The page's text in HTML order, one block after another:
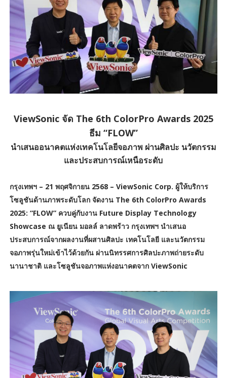
ViewSonic จัด The 6th ColorPro Awards 2025
ธีม “FLOW”
นำเสนออนาคตแห่งเทคโนโลยีจอภาพ ผ่านศิลปะ นวัตกรรม
และประสบการณ์เหนือระดับ
กรุงเทพฯ – 21 พฤศจิกายน 2568 – ViewSonic Corp. ผู้ให้บริการ
โซลูชันด้านภาพระดับโลก จัดงาน The 6th ColorPro Awards
2025: “FLOW” ควบคู่กับงาน Future Display Technology
Showcase ณ ยูเนียน มอลล์ ลาดพร้าว กรุงเทพฯ นำเสนอ
ประสบการณ์จากผลงานที่ผสานศิลปะ เทคโนโลยี และนวัตกรรม
จอภาพรุ่นใหม่เข้าไว้ด้วยกัน ผ่านนิทรรศการศิลปะภาพถ่ายระดับ
นานาชาติ และโซลูชันจอภาพแห่งอนาคตจาก ViewSonic